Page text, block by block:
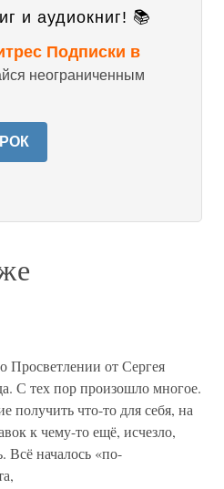
и аудиокниг! 📚
Подписки в
неограниченным
от Сергея
С тех пор произошло многое.
получить что-то для себя, на
к чему-то ещё, исчезло,
Всё началось «по-